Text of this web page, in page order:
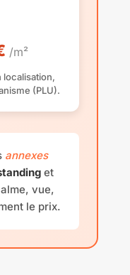
/m²
(PLU).
annexes
et
vue,
le prix.